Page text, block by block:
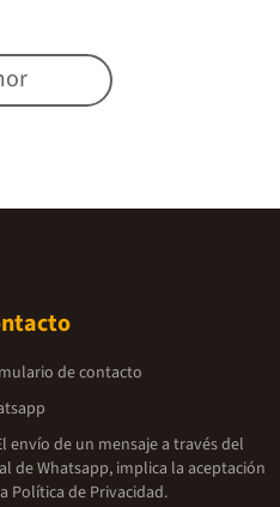
de contacto
envío de un mensaje a través del
de Whatsapp, implica la aceptación
Política de Privacidad.